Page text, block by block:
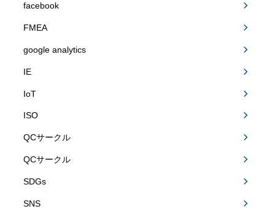
facebook
FMEA
google analytics
IE
IoT
ISO
QCサークル
QCサークル
SDGs
SNS